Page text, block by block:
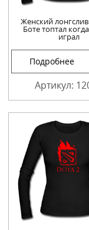
Женский
Боте топтал
играл
Подробнее
Артикул: